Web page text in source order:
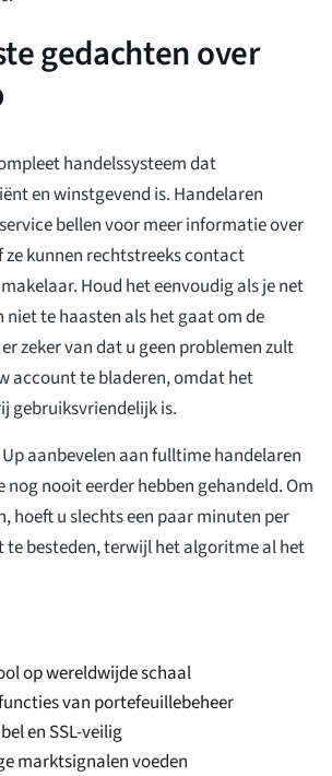
gedachten over
handelssysteem dat
en winstgevend is. Handelaren
bellen voor meer informatie over
kunnen rechtstreeks contact
Houd het eenvoudig als je net
niet te haasten als het gaat om de
zeker van dat u geen problemen zult
account te bladeren, omdat het
gebruiksvriendelijk is.
aanbevelen aan fulltime handelaren
nog nooit eerder hebben gehandeld. Om
hoeft u slechts een paar minuten per
te besteden, terwijl het algoritme al het
op wereldwijde schaal
van portefeuillebeheer
en SSL-veilig
marktsignalen voeden